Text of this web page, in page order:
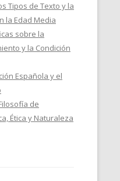
Tipos de Texto y la
la Edad Media
sobre la
y la Condición
Española y el
de
Ética y Naturaleza